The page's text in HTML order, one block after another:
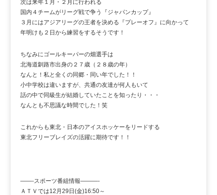
次は来年１月・２月に行われる
国内４チームがリーグ戦で争う『ジャパンカップ』
３月にはアジアリーグの王者を決める『プレーオフ』に向かって
年明けも２日から練習をするそうです！
ちなみにゴールキーパーの畑選手は
北海道釧路市出身の２７歳（２８歳の年）
なんと！私と全くの同郷・同い年でした！！
小中学校は違いますが、共通の友達が何人もいて
話の中で同級生が結婚していたことを知ったり・・・
なんとも不思議な時間でした！笑
これからも東北・日本のアイスホッケーをリードする
東北フリーブレイズの活躍に期待です！！
——-スポーツ番組情報———-
ＡＴＶでは12月29日(金)16:50～